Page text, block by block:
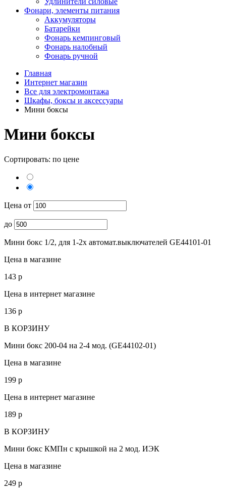
Фонари, элементы питания
Аккумуляторы
Батарейки
Фонарь кемпинговый
Фонарь налобный
Фонарь ручной
Главная
Интернет магазин
Все для электромонтажа
Шкафы, боксы и аксессуары
Мини боксы
Мини боксы
Сортировать: по цене
Цена от
до
Мини бокс 1/2, для 1-2х автомат.выключателей GE44101-01
Цена в магазине
143 p
Цена в интернет магазине
136 p
В КОРЗИНУ
Мини бокс 200-04 на 2-4 мод. (GE44102-01)
Цена в магазине
199 p
Цена в интернет магазине
189 p
В КОРЗИНУ
Мини бокс КМПн с крышкой на 2 мод. ИЭК
Цена в магазине
249 p